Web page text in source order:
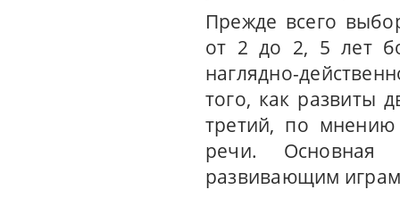
Прежде всего
от 2 до 2, 5 лет
наглядно-
того, как развиты
третий, по мнению
речи. Основная
развивающим